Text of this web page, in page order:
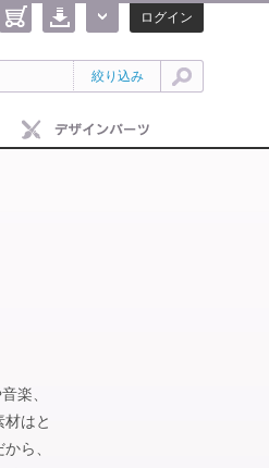
ログイン
絞り込み
楽、
はと
ら、